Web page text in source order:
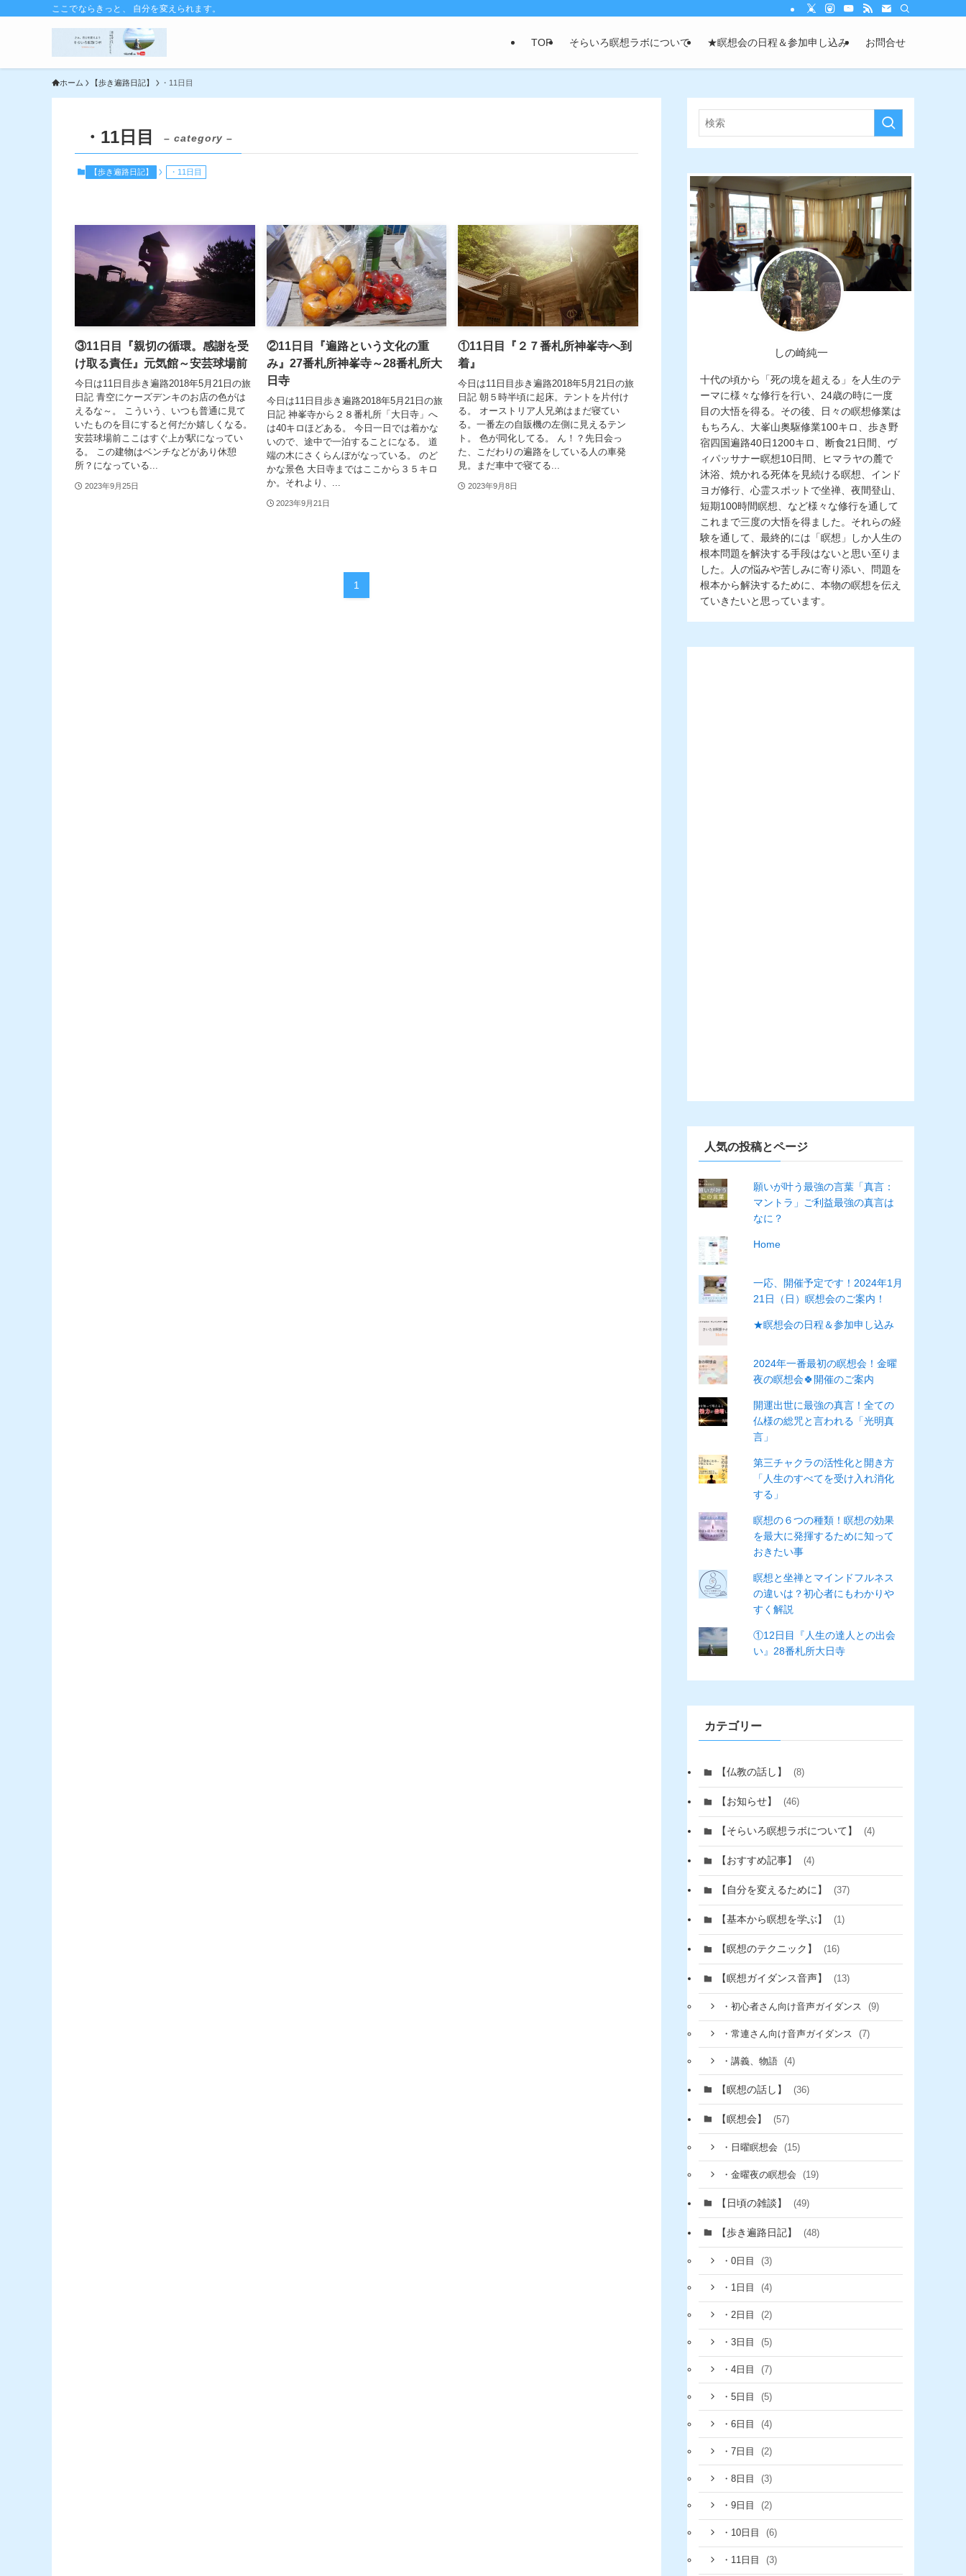
ここでならきっと、 自分を変えられます。
TOP そらいろ瞑想ラボについて ★瞑想会の日程＆参加申し込み お問合せ
ホーム 【歩き遍路日記】 ・11日目
・11日目 – category –
【歩き遍路日記】 ・11日目
③11日目『親切の循環。感謝を受
け取る責任』元気館～安芸球場前
今日は11日目歩き遍路2018年5月21日の旅
日記 青空にケーズデンキのお店の色がは
えるな～。 こういう、いつも普通に見て
いたものを目にすると何だか嬉しくなる。
安芸球場前ここはすぐ上が駅になってい
る。 この建物はベンチなどがあり休憩
所？になっている...
2023年9月25日
②11日目『遍路という文化の重
み』27番札所神峯寺～28番札所大
日寺
今日は11日目歩き遍路2018年5月21日の旅
日記 神峯寺から２８番札所「大日寺」へ
は40キロほどある。 今日一日では着かな
いので、途中で一泊することになる。 道
端の木にさくらんぼがなっている。 のど
かな景色 大日寺まではここから３５キロ
か。それより、...
2023年9月21日
①11日目『２７番札所神峯寺へ到
着』
今日は11日目歩き遍路2018年5月21日の旅
日記 朝５時半頃に起床。テントを片付け
る。 オーストリア人兄弟はまだ寝てい
る。一番左の自販機の左側に見えるテン
ト。 色が同化してる。 ん！？先日会っ
た、こだわりの遍路をしている人の車発
見。まだ車中で寝てる...
2023年9月8日
1
しの崎純一
十代の頃から「死の境を超える」を人生のテ
ーマに様々な修行を行い、24歳の時に一度
目の大悟を得る。その後、日々の瞑想修業は
もちろん、大峯山奥駆修業100キロ、歩き野
宿四国遍路40日1200キロ、断食21日間、ヴ
ィパッサナー瞑想10日間、ヒマラヤの麓で
沐浴、焼かれる死体を見続ける瞑想、インド
ヨガ修行、心霊スポットで坐禅、夜間登山、
短期100時間瞑想、など様々な修行を通して
これまで三度の大悟を得ました。それらの経
験を通して、最終的には「瞑想」しか人生の
根本問題を解決する手段はないと思い至りま
した。人の悩みや苦しみに寄り添い、問題を
根本から解決するために、本物の瞑想を伝え
ていきたいと思っています。
人気の投稿とページ
願いが叶う最強の言葉「真言：
マントラ」ご利益最強の真言は
なに？
Home
一応、開催予定です！2024年1月
21日（日）瞑想会のご案内！
★瞑想会の日程＆参加申し込み
2024年一番最初の瞑想会！金曜
夜の瞑想会🍀開催のご案内
開運出世に最強の真言！全ての
仏様の総咒と言われる「光明真
言」
第三チャクラの活性化と開き方
「人生のすべてを受け入れ消化
する」
瞑想の６つの種類！瞑想の効果
を最大に発揮するために知って
おきたい事
瞑想と坐禅とマインドフルネス
の違いは？初心者にもわかりや
すく解説
①12日目『人生の達人との出会
い』28番札所大日寺
カテゴリー
【仏教の話し】 (8)
【お知らせ】 (46)
【そらいろ瞑想ラボについて】 (4)
【おすすめ記事】 (4)
【自分を変えるために】 (37)
【基本から瞑想を学ぶ】 (1)
【瞑想のテクニック】 (16)
【瞑想ガイダンス音声】 (13)
・初心者さん向け音声ガイダンス (9)
・常連さん向け音声ガイダンス (7)
・講義、物語 (4)
【瞑想の話し】 (36)
【瞑想会】 (57)
・日曜瞑想会 (15)
・金曜夜の瞑想会 (19)
【日頃の雑談】 (49)
【歩き遍路日記】 (48)
・0日目 (3)
・1日目 (4)
・2日目 (2)
・3日目 (5)
・4日目 (7)
・5日目 (5)
・6日目 (4)
・7日目 (2)
・8日目 (3)
・9日目 (2)
・10日目 (6)
・11日目 (3)